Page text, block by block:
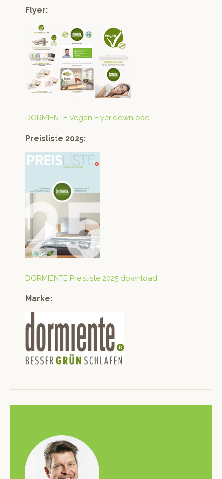
Flyer:
DORMIENTE Veg­an Fly­er download
Preisliste 2025:
DORMIENTE Preis­liste 2025 download
Marke: